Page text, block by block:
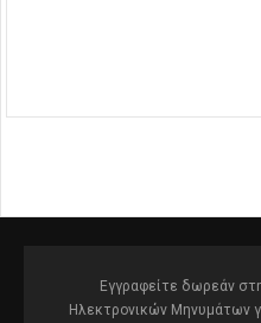
Εγγραφείτε δωρεάν
Ηλεκτρονικών Μηνυμάτων